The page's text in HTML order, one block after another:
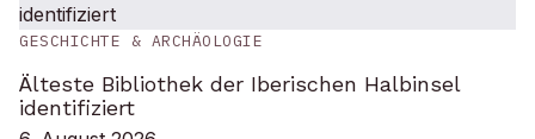
GESCHICHTE & ARCHÄOLOGIE
Älteste Bibliothek der Iberischen Halbinsel
identifiziert